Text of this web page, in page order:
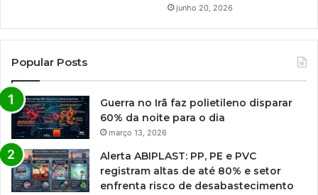
junho 20, 2026
Popular Posts
Guerra no Irã faz polietileno disparar
60% da noite para o dia
março 13, 2026
Alerta ABIPLAST: PP, PE e PVC
registram altas de até 80% e setor
enfrenta risco de desabastecimento